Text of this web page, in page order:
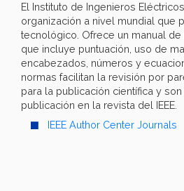
El Instituto de Ingenieros
organización a nivel mundial que
tecnológico. Ofrece un manual
que incluye puntuación, uso de
encabezados, números y
normas facilitan la revisión por
para la publicación científica y
publicación en la revista del IEEE.
IEEE Author Center Journals